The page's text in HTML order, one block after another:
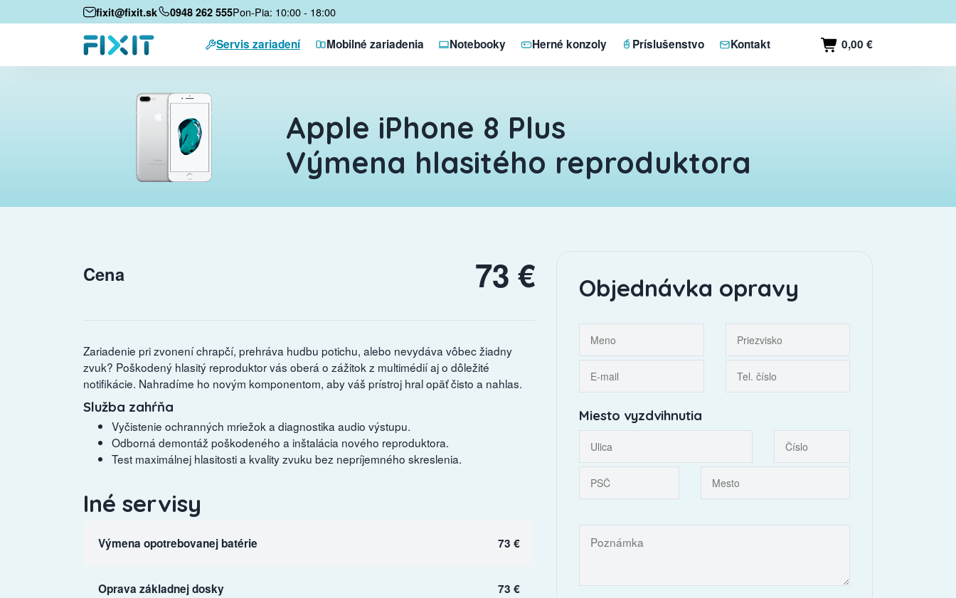
fixit@fixit.sk 0948 262 555Pon-Pia: 10:00 - 18:00
Servis zariadení Mobilné zariadenia Notebooky Herné konzoly Príslušenstvo Kontakt 0,00 €
Apple iPhone 8 Plus
Výmena hlasitého reproduktora
Cena 73 €
Zariadenie pri zvonení chrapčí, prehráva hudbu potichu, alebo nevydáva vôbec žiadny
zvuk? Poškodený hlasitý reproduktor vás oberá o zážitok z multimédií aj o dôležité
notifikácie. Nahradíme ho novým komponentom, aby váš prístroj hral opäť čisto a nahlas.
Služba zahŕňa
Vyčistenie ochranných mriežok a diagnostika audio výstupu.
Odborná demontáž poškodeného a inštalácia nového reproduktora.
Test maximálnej hlasitosti a kvality zvuku bez nepríjemného skreslenia.
Iné servisy
Výmena opotrebovanej batérie 73 €
Oprava základnej dosky 73 €
Objednávka opravy
Miesto vyzdvihnutia